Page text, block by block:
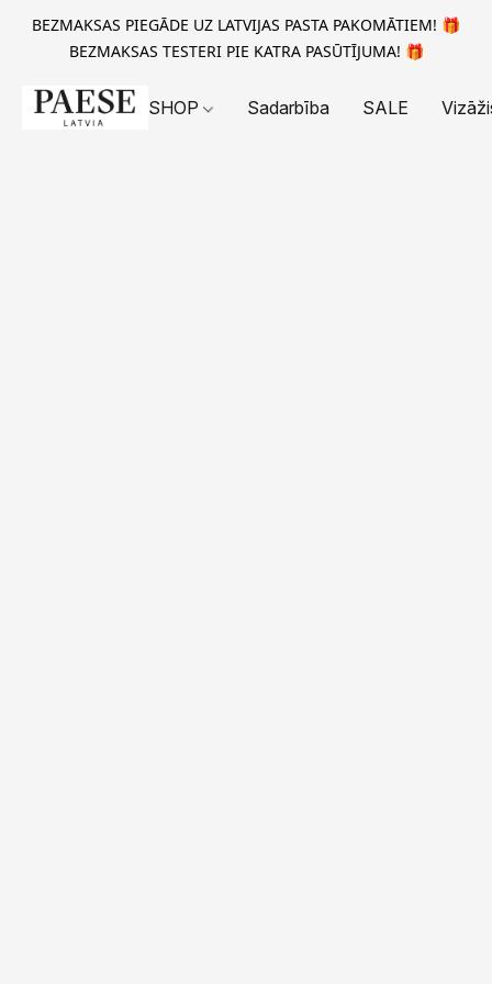
BEZMAKSAS PIEGĀDE UZ LATVIJAS PASTA PAKOMĀTIEM! 🎁
BEZMAKSAS TESTERI PIE KATRA PASŪTĪJUMA! 🎁
SHOP Sadarbība SALE